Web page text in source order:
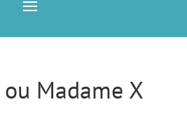
Madame X